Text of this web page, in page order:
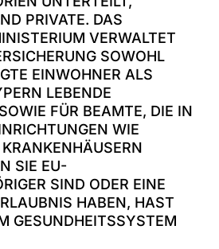
PRIVATE. DAS
VERWALTET
SOWOHL
EINWOHNER ALS
LEBENDE
FÜR BEAMTE, DIE IN
WIE
SIE EU-
SIND ODER EINE
HABEN, HAST
GESUNDHEITSSYSTEM